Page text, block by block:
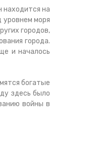
находится на
уровнем моря
городов,
города.
и началось
богатые
здесь было
войны в